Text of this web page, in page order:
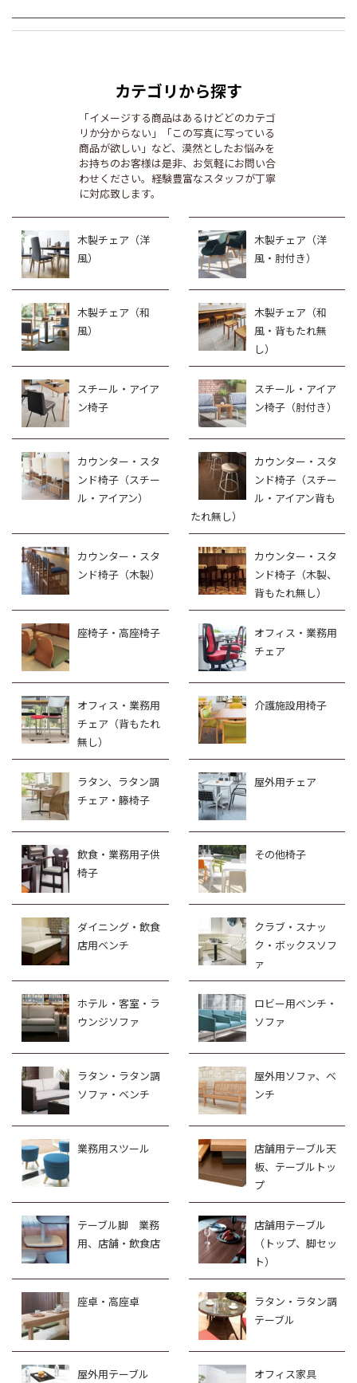
カテゴリから探す
「イメージする商品はあるけどどのカテゴ
リか分からない」「この写真に写っている
商品が欲しい」など、漠然としたお悩みを
お持ちのお客様は是非、お気軽にお問い合
わせください。経験豊富なスタッフが丁寧
に対応致します。
木製チェア（洋
風）
木製チェア（洋
風・肘付き）
木製チェア（和
風）
木製チェア（和
風・背もたれ無
し）
スチール・アイア
ン椅子
スチール・アイア
ン椅子（肘付き）
カウンター・スタ
ンド椅子（スチー
ル・アイアン）
カウンター・スタ
ンド椅子（スチー
ル・アイアン背も
たれ無し）
カウンター・スタ
ンド椅子（木製）
カウンター・スタ
ンド椅子（木製、
背もたれ無し）
座椅子・高座椅子
オフィス・業務用
チェア
オフィス・業務用
チェア（背もたれ
無し）
介護施設用椅子
ラタン、ラタン調
チェア・籐椅子
屋外用チェア
飲食・業務用子供
椅子
その他椅子
ダイニング・飲食
店用ベンチ
クラブ・スナッ
ク・ボックスソフ
ァ
ホテル・客室・ラ
ウンジソファ
ロビー用ベンチ・
ソファ
ラタン・ラタン調
ソファ・ベンチ
屋外用ソファ、ベ
ンチ
業務用スツール
店舗用テーブル天
板、テーブルトッ
プ
テーブル脚 業務
用、店舗・飲食店
店舗用テーブル
（トップ、脚セッ
ト）
座卓・高座卓
ラタン・ラタン調
テーブル
屋外用テーブル オフィス家具